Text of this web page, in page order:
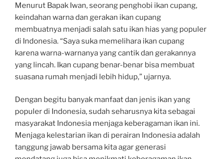
Menurut Bapak Iwan, seorang penghobi ikan cupang,
keindahan warna dan gerakan ikan cupang
membuatnya menjadi salah satu ikan hias yang populer
di Indonesia. “Saya suka memelihara ikan cupang
karena warna-warnanya yang cantik dan gerakannya
yang lincah. Ikan cupang benar-benar bisa membuat
suasana rumah menjadi lebih hidup,” ujarnya.
Dengan begitu banyak manfaat dan jenis ikan yang
populer di Indonesia, sudah seharusnya kita sebagai
masyarakat Indonesia menjaga keberagaman ikan ini.
Menjaga kelestarian ikan di perairan Indonesia adalah
tanggung jawab bersama kita agar generasi